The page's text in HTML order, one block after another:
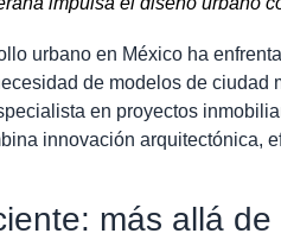
urbano en México ha
de modelos de ciudad
en proyectos
innovación arquitectónica,
más allá